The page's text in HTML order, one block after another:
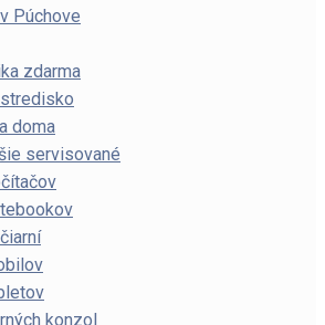
Púchove
zdarma
doma
servisované
konzol